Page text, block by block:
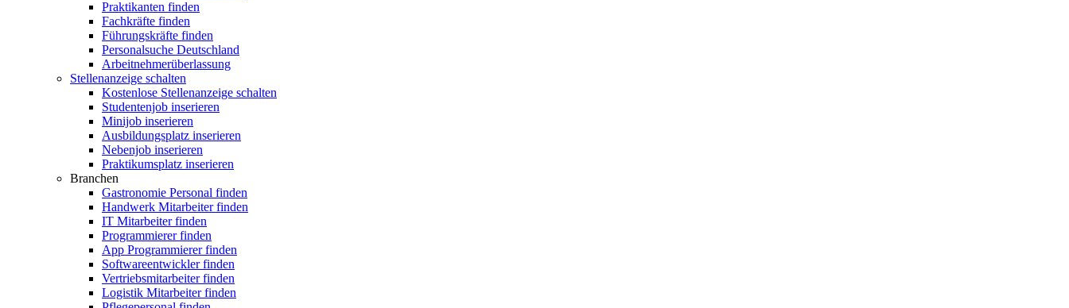
Praktikanten finden
Fachkräfte finden
Führungskräfte finden
Personalsuche Deutschland
Arbeitnehmerüberlassung
Stellenanzeige schalten
Kostenlose Stellenanzeige schalten
Studentenjob inserieren
Minijob inserieren
Ausbildungsplatz inserieren
Nebenjob inserieren
Praktikumsplatz inserieren
Branchen
Gastronomie Personal finden
Handwerk Mitarbeiter finden
IT Mitarbeiter finden
Programmierer finden
App Programmierer finden
Softwareentwickler finden
Vertriebsmitarbeiter finden
Logistik Mitarbeiter finden